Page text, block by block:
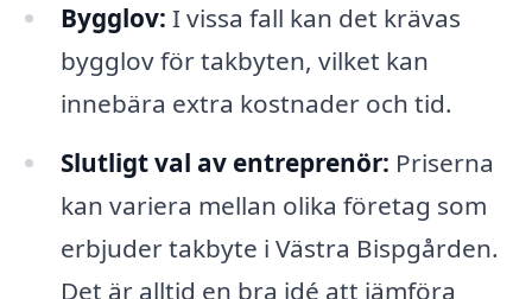
Bygglov: I vissa fall kan det krävas
bygglov för takbyten, vilket kan
innebära extra kostnader och tid.
Slutligt val av entreprenör: Priserna
kan variera mellan olika företag som
erbjuder takbyte i Västra Bispgården.
Det är alltid en bra idé att jämföra